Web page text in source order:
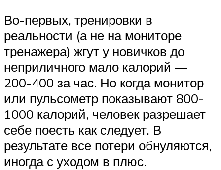
Во-первых, тренировки в
реальности (а не на мониторе
тренажера) жгут у новичков до
неприличного мало калорий —
200-400 за час. Но когда монитор
или пульсометр показывают 800-
1000 калорий, человек разрешает
себе поесть как следует. В
результате все потери обнуляются,
иногда с уходом в плюс.